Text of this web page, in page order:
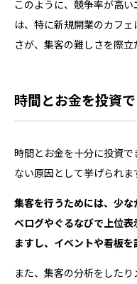
このように、競争率が高
は、特に新規開業のカフ
さが、集客の難しさを際立
時間とお金を投資
時間とお金を十分に投資
ない原因として挙げられま
集客を行うためには、少
べログやぐるなびで上位
ますし、イベントや看板を
また、集客の分析をした